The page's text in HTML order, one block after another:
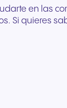
en las
Si quieres